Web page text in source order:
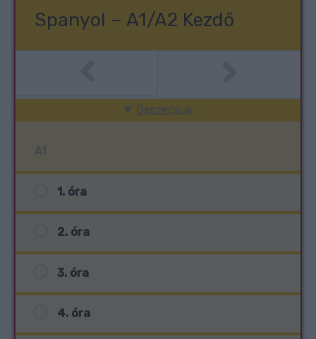
Spanyol – A1/A2 Kezdő
Összecsuk
A1
1. óra
2. óra
3. óra
4. óra